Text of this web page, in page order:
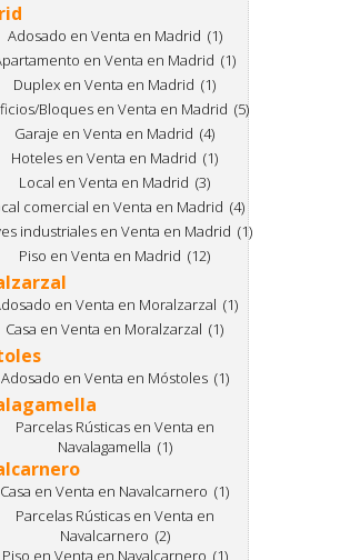
Adosado en Venta en Madrid (1)
en Venta en Madrid (1)
Duplex en Venta en Madrid (1)
Bloques en Venta en Madrid (5)
Garaje en Venta en Madrid (4)
Hoteles en Venta en Madrid (1)
Local en Venta en Madrid (3)
comercial en Venta en Madrid (4)
industriales en Venta en Madrid (1)
Piso en Venta en Madrid (12)
en Venta en Moralzarzal (1)
Casa en Venta en Moralzarzal (1)
Adosado en Venta en Móstoles (1)
Parcelas Rústicas en Venta en
Navalagamella (1)
Casa en Venta en Navalcarnero (1)
Parcelas Rústicas en Venta en
Navalcarnero (2)